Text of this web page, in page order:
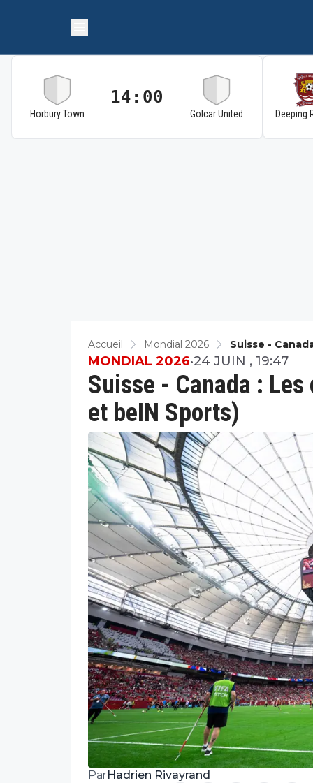
Horbury Town
14:00
Golcar United Deeping
Accueil Mondial 2026 Suisse -
Suisse - Canada :
et beIN Sports)
MONDIAL 2026•24 JUIN , 19:47
ParHadrien Rivayrand